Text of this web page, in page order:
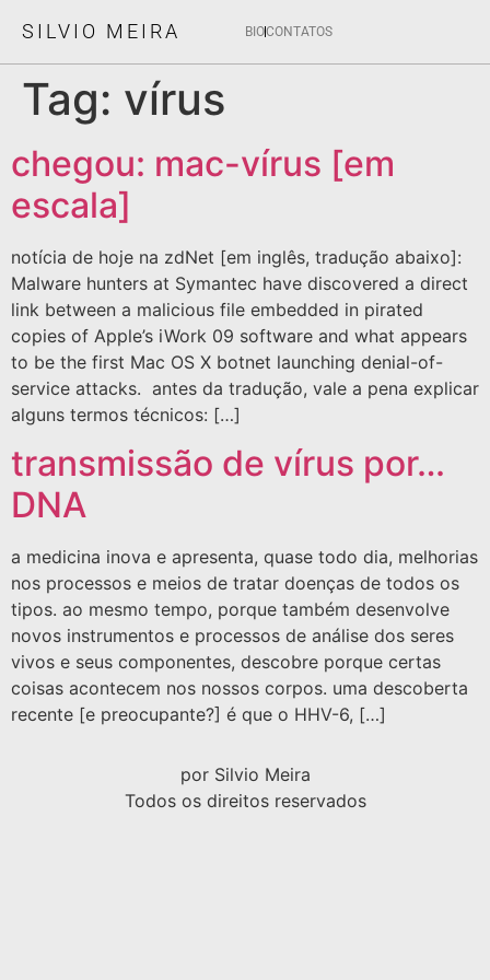
SILVIO MEIRA BIOCONTATOS
Tag: vírus
chegou: mac-vírus [em
escala]
notícia de hoje na zdNet [em inglês, tradução abaixo]:
Malware hunters at Symantec have discovered a direct
link between a malicious file embedded in pirated
copies of Apple’s iWork 09 software and what appears
to be the first Mac OS X botnet launching denial-of-
service attacks. antes da tradução, vale a pena explicar
alguns termos técnicos: […]
transmissão de vírus por…
DNA
a medicina inova e apresenta, quase todo dia, melhorias
nos processos e meios de tratar doenças de todos os
tipos. ao mesmo tempo, porque também desenvolve
novos instrumentos e processos de análise dos seres
vivos e seus componentes, descobre porque certas
coisas acontecem nos nossos corpos. uma descoberta
recente [e preocupante?] é que o HHV-6, […]
por Silvio Meira
Todos os direitos reservados